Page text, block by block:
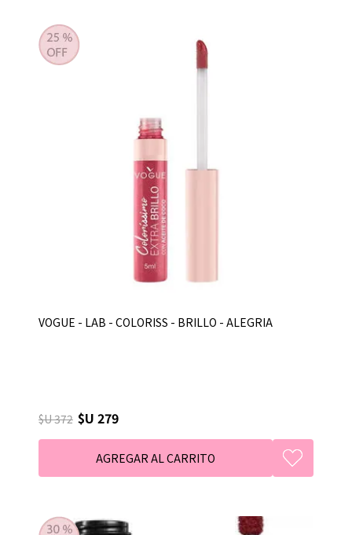
VOGUE - LAB - COLORISS - BRILLO - ALEGRIA
$U 372 $U 279